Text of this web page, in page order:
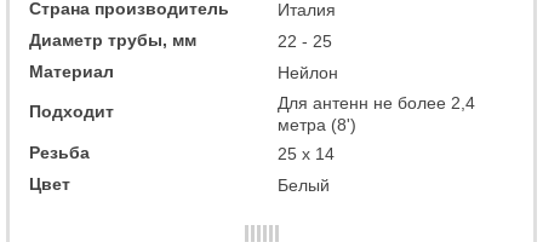
Страна производитель
Италия
Диаметр трубы, мм
22 - 25
Материал
Нейлон
Подходит
Для антенн не более 2,4
метра (8')
Резьба
25 x 14
Цвет
Белый